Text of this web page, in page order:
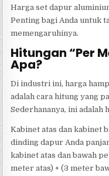
Harga set dapur
Penting bagi Anda untuk
memengaruhinya.
Hitungan “Per
Apa?
Di industri ini, harga
adalah cara hitung yang
Sederhananya, ini adalah
Kabinet atas dan kabinet
dinding dapur Anda
kabinet atas dan bawah
meter atas) + (3 meter